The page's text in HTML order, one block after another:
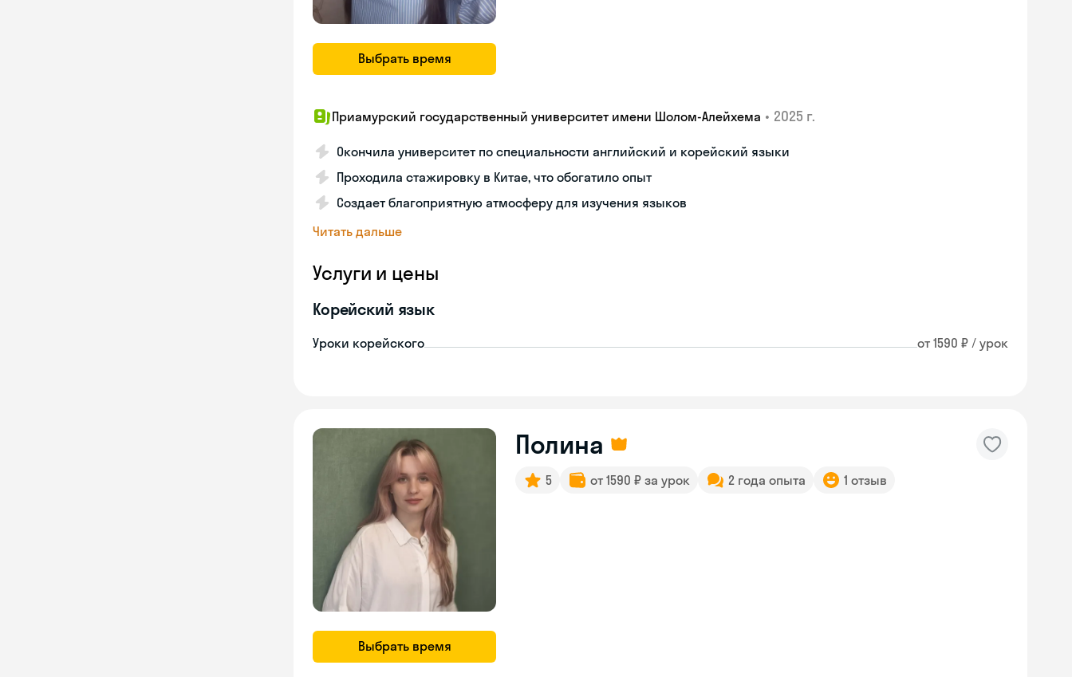
Выбрать время
Приамурский государственный университет имени Шолом-Алейхема • 2025 г.
Окончила университет по специальности английский и корейский языки
Проходила стажировку в Китае, что обогатило опыт
Создает благоприятную атмосферу для изучения языков
Читать дальше
Услуги и цены
Корейский язык
Уроки корейского от 1590 ₽ / урок
Выбрать время
Полина
5 от 1590 ₽ за урок 2 года опыта 1 отзыв